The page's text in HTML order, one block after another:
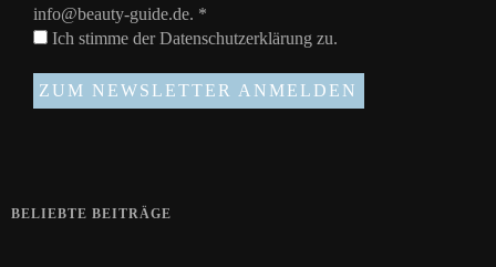
info@beauty-guide.de. *
Ich stimme derDatenschutzerklärung zu.
BELIEBTE BEITRÄGE